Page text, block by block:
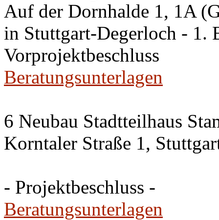
Auf der Dornhalde 1, 1A
in Stuttgart-Degerloch - 1.
Vorprojektbeschluss
Beratungsunterlagen
6 Neubau Stadtteilhaus
Korntaler Straße 1,
- Projektbeschluss -
Beratungsunterlagen